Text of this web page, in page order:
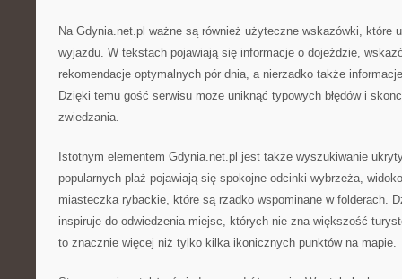
Na Gdynia.net.pl ważne są również użyteczne wskazówki, które
wyjazdu. W tekstach pojawiają się informacje o dojeździe,
rekomendacje optymalnych pór dnia, a nierzadko także
Dzięki temu gość serwisu może uniknąć typowych błędów i
zwiedzania.
Istotnym elementem Gdynia.net.pl jest także wyszukiwanie
popularnych plaż pojawiają się spokojne odcinki wybrzeża,
miasteczka rybackie, które są rzadko wspominane w folderach.
inspiruje do odwiedzenia miejsc, których nie zna większość
to znacznie więcej niż tylko kilka ikonicznych punktów na mapie.